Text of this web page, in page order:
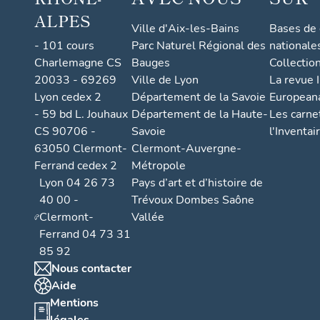
ALPES
- 101 cours
Charlemagne CS
20033 - 69269
Lyon cedex 2
- 59 bd L. Jouhaux
CS 90706 -
63050 Clermont-
Ferrand cedex 2
Lyon 04 26 73
40 00 -
Clermont-
Ferrand 04 73 31
85 92
Nous contacter
Aide
Mentions
Ville d'Aix-les-Bains
Parc Naturel Régional des
Bauges
Ville de Lyon
Département de la Savoie
Département de la Haute-
Savoie
Clermont-Auvergne-
Métropole
Pays d’art et d’histoire de
Trévoux Dombes Saône
Vallée
Bases
La revue
Les